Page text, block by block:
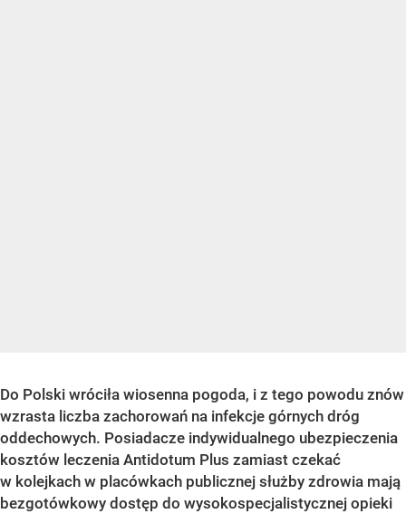
Do Polski wróciła wiosenna pogoda, i z tego powodu znów
wzrasta liczba zachorowań na infekcje górnych dróg
oddechowych. Posiadacze indywidualnego ubezpieczenia
kosztów leczenia Antidotum Plus zamiast czekać
w kolejkach w placówkach publicznej służby zdrowia mają
bezgotówkowy dostęp do wysokospecjalistycznej opieki